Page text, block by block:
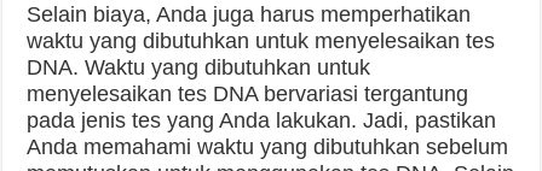
Selain biaya, Anda juga harus memperhatikan
waktu yang dibutuhkan untuk menyelesaikan tes
DNA. Waktu yang dibutuhkan untuk
menyelesaikan tes DNA bervariasi tergantung
pada jenis tes yang Anda lakukan. Jadi, pastikan
Anda memahami waktu yang dibutuhkan sebelum